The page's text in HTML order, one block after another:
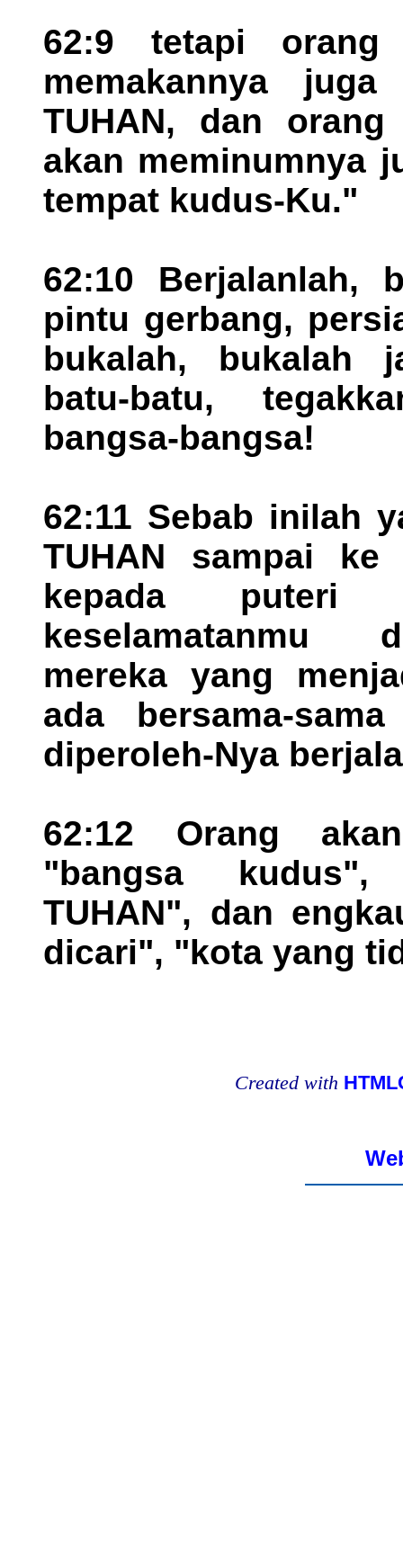
62:9 tetapi orang
memakannya
TUHAN, dan orang
akan meminumnya
tempat kudus-Ku."
62:10 Berjalanlah,
pintu gerbang,
bukalah, bukalah
batu-batu,
bangsa-bangsa!
62:11 Sebab inilah
TUHAN sampai
kepada puteri
keselamatanmu
mereka yang
ada bersama-
diperoleh-Nya
62:12 Orang
"bangsa kudus",
TUHAN", dan
dicari", "kota yang
Created with